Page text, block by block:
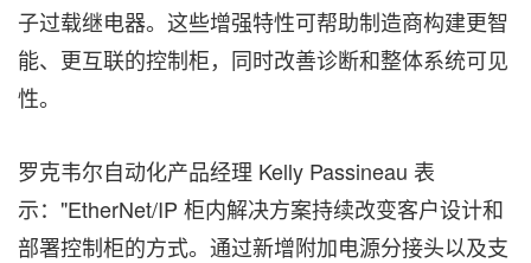
子过载继电器。这些增强特性可帮助制造商构建更智
能、更互联的控制柜，同时改善诊断和整体系统可见
性。
罗克韦尔自动化产品经理 Kelly Passineau 表
示："EtherNet/IP 柜内解决方案持续改变客户设计和
部署控制柜的方式。通过新增附加电源分接头以及支